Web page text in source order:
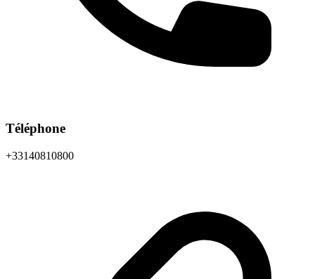
Téléphone
+33140810800